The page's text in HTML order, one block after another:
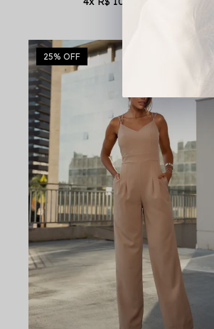
25% OFF